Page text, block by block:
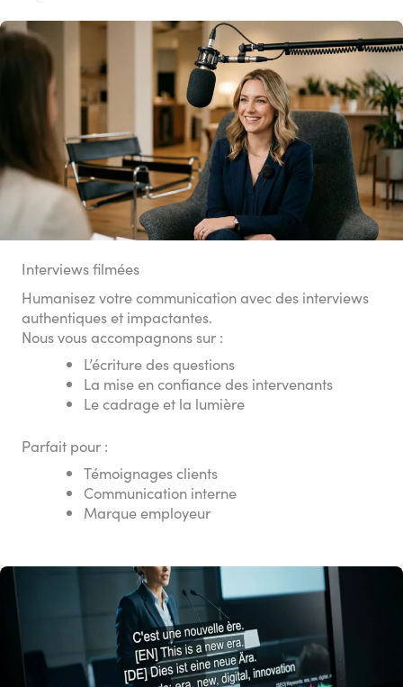
Interviews filmées
Humanisez votre communication avec des interviews
authentiques et impactantes.
Nous vous accompagnons sur :
L’écriture des questions
La mise en confiance des intervenants
Le cadrage et la lumière
Parfait pour :
Témoignages clients
Communication interne
Marque employeur